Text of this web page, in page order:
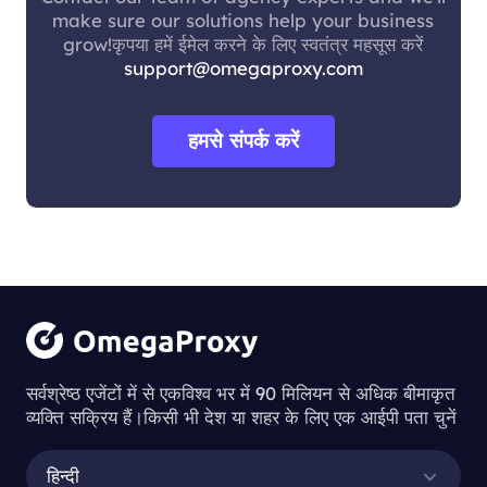
make sure our solutions help your business
grow!कृपया हमें ईमेल करने के लिए स्वतंत्र महसूस करें
support@omegaproxy.com
हमसे संपर्क करें
सर्वश्रेष्ठ एजेंटों में से एकविश्व भर में 90 मिलियन से अधिक बीमाकृत
व्यक्ति सक्रिय हैं।किसी भी देश या शहर के लिए एक आईपी पता चुनें
हिन्दी